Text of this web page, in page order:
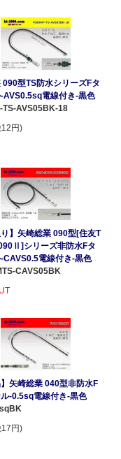
090型TS防水シリーズFタ
AVS0.5sq電線付き-黒色
TS-AVS05BK-18
円)
り】矢崎総業 090型[住友T
シリーズ非防水Fタ
CAVS0.5電線付き-黒色
CAVS05BK
】矢崎総業 040型非防水F
-0.5sq電線付き-黒色
円)